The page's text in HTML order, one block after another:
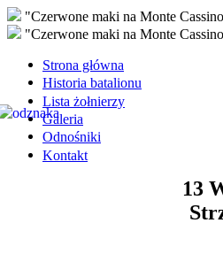
"Czerwone maki na Monte
"Czerwone maki na Monte
Strona główna
Historia batalionu
Lista żołnierzy
Galeria
Odnośniki
Kontakt
13